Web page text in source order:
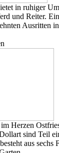
in ruhiger
und Reiter.
Ausritten
Herzen
sind Teil
aus sechs